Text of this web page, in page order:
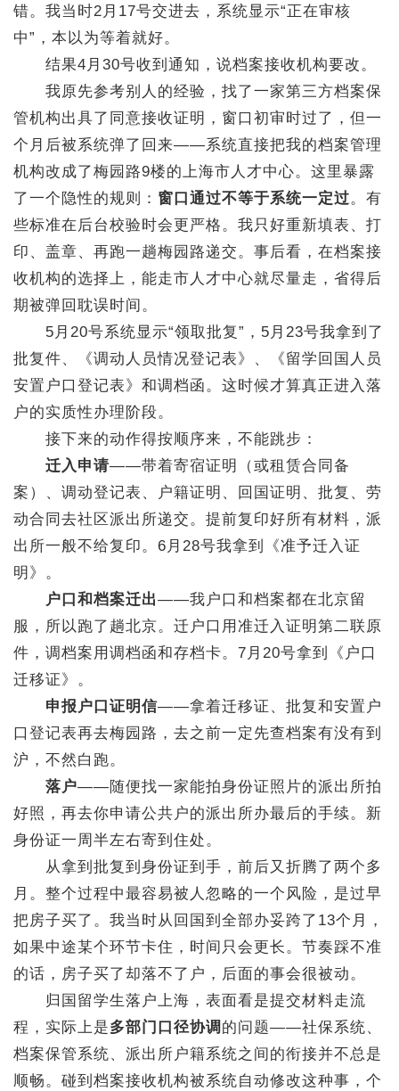
错。我当时2月17号交进去，系统显示“正在审核
中”，本以为等着就好。
结果4月30号收到通知，说档案接收机构要改。
我原先参考别人的经验，找了一家第三方档案保
管机构出具了同意接收证明，窗口初审时过了，但一
个月后被系统弹了回来——系统直接把我的档案管理
机构改成了梅园路9楼的上海市人才中心。这里暴露
了一个隐性的规则： 窗口通过不等于系统一定过。有
些标准在后台校验时会更严格。我只好重新填表、打
印、盖章、再跑一趟梅园路递交。事后看，在档案接
收机构的选择上，能走市人才中心就尽量走，省得后
期被弹回耽误时间。
5月20号系统显示“领取批复”，5月23号我拿到了
批复件、《调动人员情况登记表》、《留学回国人员
安置户口登记表》和调档函。这时候才算真正进入落
户的实质性办理阶段。
接下来的动作得按顺序来，不能跳步：
迁入申请——带着寄宿证明（或租赁合同备
案）、调动登记表、户籍证明、回国证明、批复、劳
动合同去社区派出所递交。提前复印好所有材料，派
出所一般不给复印。6月28号我拿到《准予迁入证
明》。
户口和档案迁出——我户口和档案都在北京留
服，所以跑了趟北京。迁户口用准迁入证明第二联原
件，调档案用调档函和存档卡。7月20号拿到《户口
迁移证》。
申报户口证明信——拿着迁移证、批复和安置户
口登记表再去梅园路，去之前一定先查档案有没有到
沪，不然白跑。
落户——随便找一家能拍身份证照片的派出所拍
好照，再去你申请公共户的派出所办最后的手续。新
身份证一周半左右寄到住处。
从拿到批复到身份证到手，前后又折腾了两个多
月。整个过程中最容易被人忽略的一个风险，是过早
把房子买了。我当时从回国到全部办妥跨了13个月，
如果中途某个环节卡住，时间只会更长。节奏踩不准
的话，房子买了却落不了户，后面的事会很被动。
归国留学生落户上海，表面看是提交材料走流
程，实际上是多部门口径协调 的问题——社保系统、
档案保管系统、派出所户籍系统之间的衔接并不总是
顺畅。碰到档案接收机构被系统自动修改这种事，个